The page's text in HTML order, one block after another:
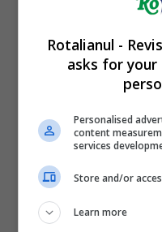
Rotalianul -
asks for your
Personalised
content
services
Store and/or
Learn more